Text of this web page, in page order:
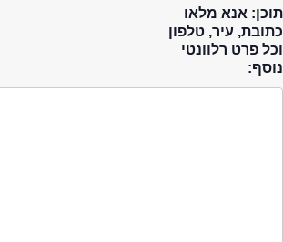
תוכן: אנא מלאו
כתובת, עיר, טלפון
וכל פרט רלוונטי
נוסף: